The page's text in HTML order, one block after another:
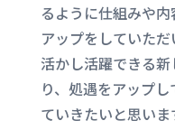
るように仕組みや
アップをしていた
活かし活躍できる
り、処遇をアップ
ていきたいと思いま